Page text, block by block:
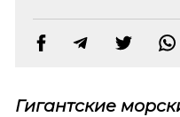
Гигантские